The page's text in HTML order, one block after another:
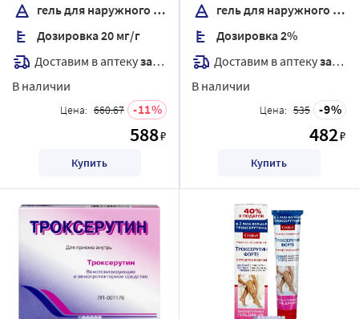
гель для наружного применения
Дозировка 20 мг/г
Доставим в аптекузавтра
В наличии
Цена: 660.67 11
588₽
Купить
гель для наружного применения
Дозировка 2%
Доставим в аптекузавтра
В наличии
Цена: 535 9
482₽
Купить